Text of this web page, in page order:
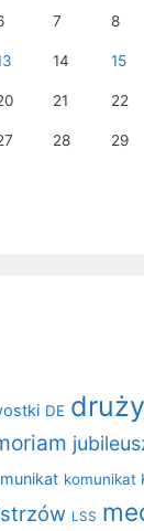
7 8
14 15
21 22
28 29
DE
komunikat
LSS